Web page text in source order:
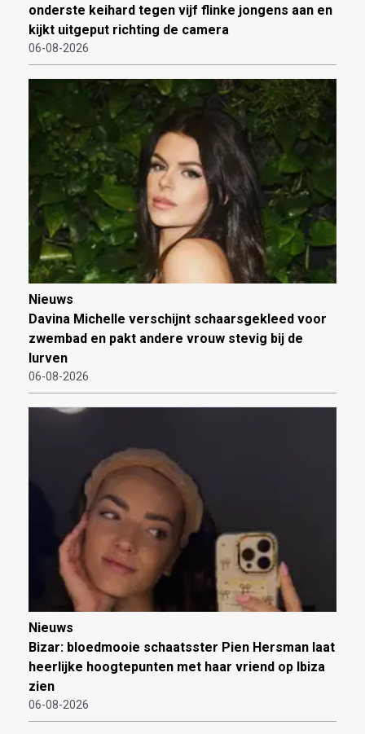
onderste keihard tegen vijf flinke jongens aan en
kijkt uitgeput richting de camera
06-08-2026
Nieuws
Davina Michelle verschijnt schaarsgekleed voor
zwembad en pakt andere vrouw stevig bij de
lurven
06-08-2026
Nieuws
Bizar: bloedmooie schaatsster Pien Hersman laat
heerlijke hoogtepunten met haar vriend op Ibiza
zien
06-08-2026